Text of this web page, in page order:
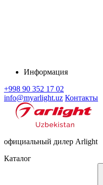
Информация
+998 90 352 17 02
info@myarlight.uz Контакты
официальный дилер Arlight
Каталог